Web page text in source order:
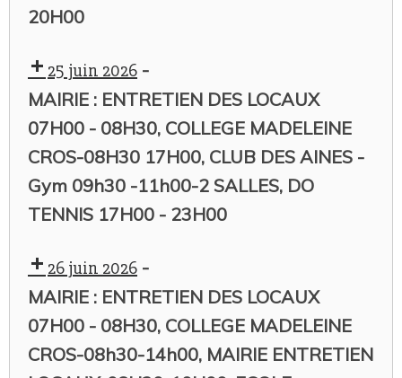
20H00
25 juin 2026 -
MAIRIE : ENTRETIEN DES LOCAUX
07H00 - 08H30, COLLEGE MADELEINE
CROS-08H30 17H00, CLUB DES AINES -
Gym 09h30 -11h00-2 SALLES, DO
TENNIS 17H00 - 23H00
26 juin 2026 -
MAIRIE : ENTRETIEN DES LOCAUX
07H00 - 08H30, COLLEGE MADELEINE
CROS-08h30-14h00, MAIRIE ENTRETIEN